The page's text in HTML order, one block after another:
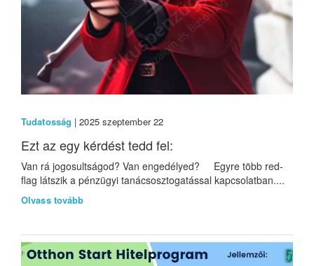
Tudatosság | 2025 szeptember 22
Ezt az egy kérdést tedd fel:
Van rá jogosultságod? Van engedélyed? Egyre több red-
flag látszik a pénzügyi tanácsosztogatással kapcsolatban....
Olvass tovább